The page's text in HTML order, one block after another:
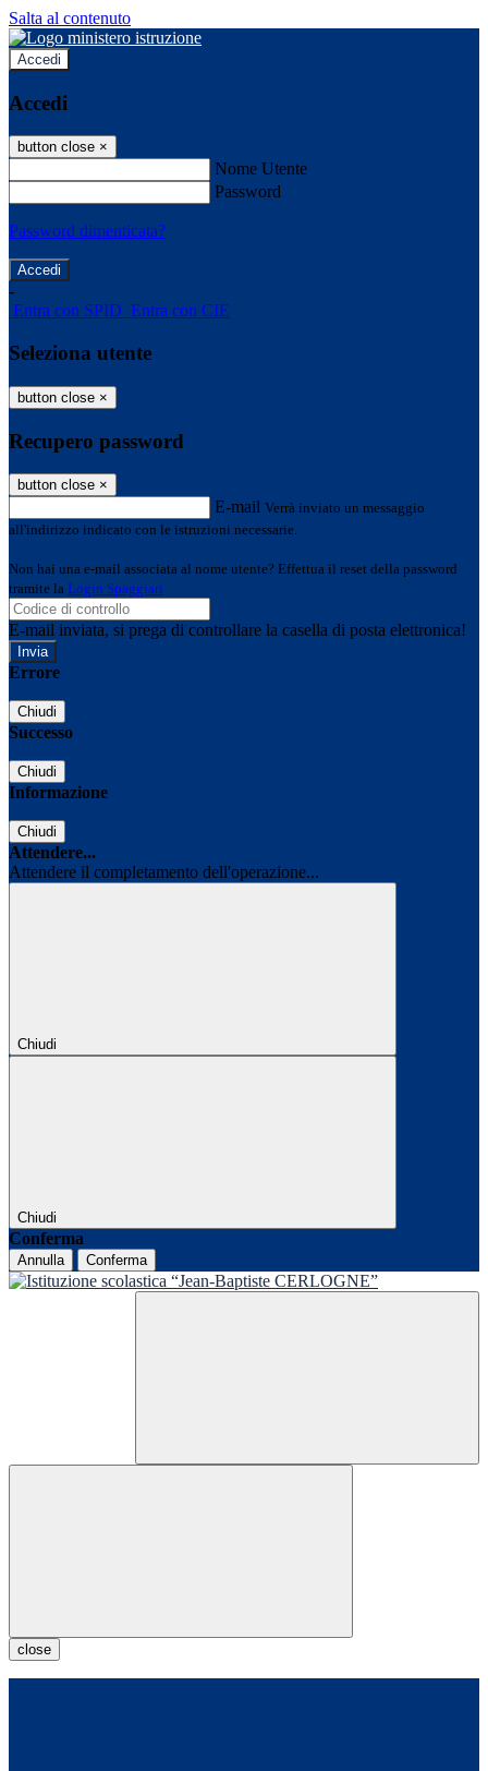
Salta al contenuto
Accedi
Accedi
button close ×
Nome Utente
Password
Password dimenticata?
-
Entra con SPID Entra con CIE
Seleziona utente
button close ×
Recupero password
button close ×
E-mail Verrà inviato un messaggio
all'indirizzo indicato con le istruzioni necessarie.
Non hai una e-mail associata al nome utente? Effettua il reset della password
tramite la Login Spaggiari
E-mail inviata, si prega di controllare la casella di posta elettronica!
Errore
Chiudi
Successo
Chiudi
Informazione
Chiudi
Attendere...
Attendere il completamento dell'operazione...
Chiudi
Chiudi
Conferma
Annulla Conferma
close